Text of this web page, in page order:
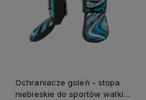
Ochraniacze goleń - stopa
niebieskie do sportów walki